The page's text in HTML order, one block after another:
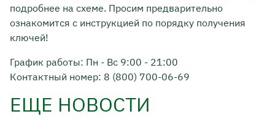
подробнее на схеме. Просим предварительно
ознакомится с инструкцией по порядку получения
ключей!
График работы: Пн - Вс 9:00 - 21:00
Контактный номер: 8 (800) 700-06-69
ЕЩЕ НОВОСТИ